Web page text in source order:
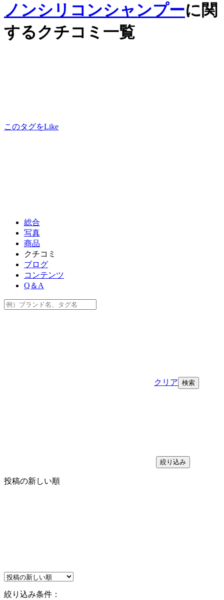
ノンシリコンシャンプーに関
するクチコミ一覧
このタグをLike
総合
写真
商品
クチコミ
ブログ
コンテンツ
Q＆A
クリア
絞り込み
投稿の新しい順
絞り込み条件：